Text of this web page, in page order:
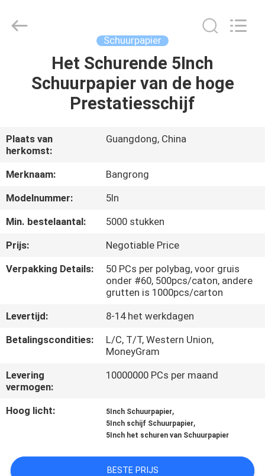
PRODUCTEN
ONGEVEER
ONS
FABRIEKSREIS
CONTACTEER
VERZOEK
OM
EEN
SITEMAP
Rights
Schuurpapier
Het Schurende 5Inch
Schuurpapier van de hoge
Prestatiesschijf
Plaats van
herkomst:
Guangdong, China
Merknaam:
Bangrong
Modelnummer:
5In
Min. bestelaantal:
5000 stukken
Prijs:
Negotiable Price
Verpakking Details:
50 PCs per polybag, voor gruis
onder #60, 500pcs/caton, andere
grutten is 1000pcs/carton
Levertijd:
8-14 het werkdagen
Betalingscondities:
L/C, T/T, Western Union,
MoneyGram
Levering
vermogen:
10000000 PCs per maand
Hoog licht: 5Inch Schuurpapier,
5Inch schijf Schuurpapier,
5Inch het schuren van Schuurpapier
BESTE PRIJS